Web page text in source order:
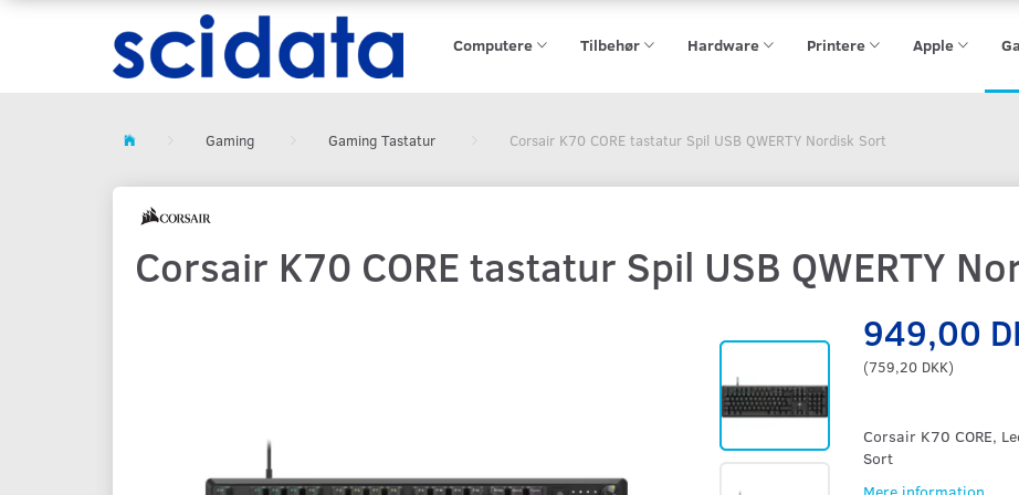
Computere Tilbehør Hardware Printere Apple
Gaming Gaming Tastatur Corsair K70 CORE tastatur Spil USB QWERTY Nordisk Sort
Corsair K70 CORE tastatur Spil USB QWERTY
949,00
(759,20 DKK)
Corsair K70 CORE,
Sort